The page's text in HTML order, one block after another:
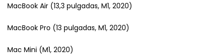
MacBook Air (13,3 pulgadas, M1, 2020)
MacBook Pro (13 pulgadas, M1, 2020)
Mac Mini (M1, 2020)